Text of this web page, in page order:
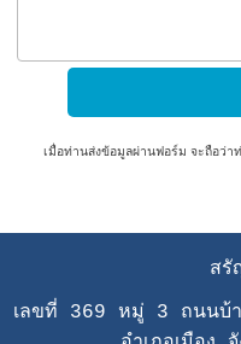
เมื่อท่านส่งข้อมูลผ่านฟอร์ม จะถือว่า
สรั
เลขที่ 369 หมู่ 3 ถนนบ้า